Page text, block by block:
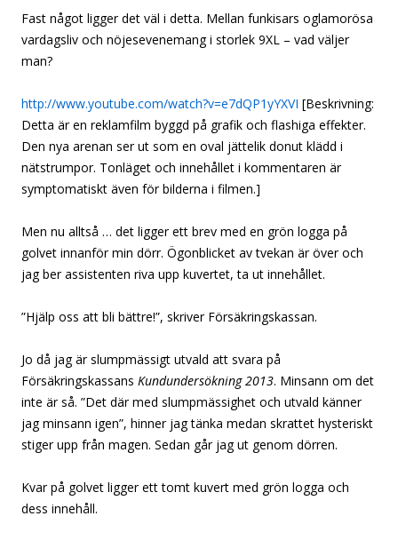
Fast något ligger det väl i detta. Mellan funkisars oglamorösa
vardagsliv och nöjesevenemang i storlek 9XL – vad väljer
man?
http://www.youtube.com/watch?v=e7dQP1yYXVI [Beskrivning:
Detta är en reklamfilm byggd på grafik och flashiga effekter.
Den nya arenan ser ut som en oval jättelik donut klädd i
nätstrumpor. Tonläget och innehållet i kommentaren är
symptomatiskt även för bilderna i filmen.]
Men nu alltså … det ligger ett brev med en grön logga på
golvet innanför min dörr. Ögonblicket av tvekan är över och
jag ber assistenten riva upp kuvertet, ta ut innehållet.
”Hjälp oss att bli bättre!”, skriver Försäkringskassan.
Jo då jag är slumpmässigt utvald att svara på
Försäkringskassans Kundundersökning 2013. Minsann om det
inte är så. ”Det där med slumpmässighet och utvald känner
jag minsann igen”, hinner jag tänka medan skrattet hysteriskt
stiger upp från magen. Sedan går jag ut genom dörren.
Kvar på golvet ligger ett tomt kuvert med grön logga och
dess innehåll.